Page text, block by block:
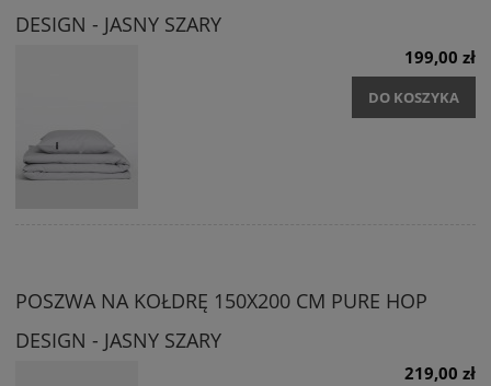
DESIGN - JASNY SZARY
199,00 zł
DO KOSZYKA
POSZWA NA KOŁDRĘ 150X200 CM PURE HOP
DESIGN - JASNY SZARY
219,00 zł